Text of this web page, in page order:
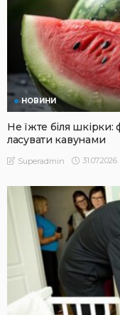
НОВИНИ
Не їжте біля шкірки:
ласувати кавунами
Superadmin 31.07.2026